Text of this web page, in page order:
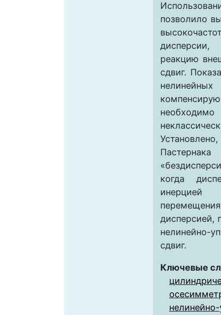
позволило
реакцию
сдвиг.
когда
дисперсией,
нелинейно-
сдвиг.
Ключевые